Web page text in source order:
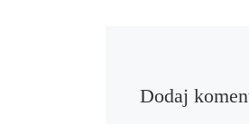
Dodaj